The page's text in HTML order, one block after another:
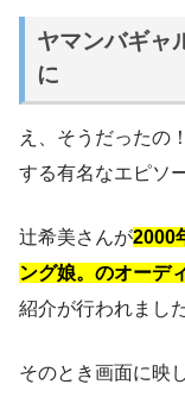
ヤマンバギャ
に
え、そうだったの
する有名なエピソ
辻希美さんが2000
ング娘。のオーデ
紹介が行われました
そのとき画面に映